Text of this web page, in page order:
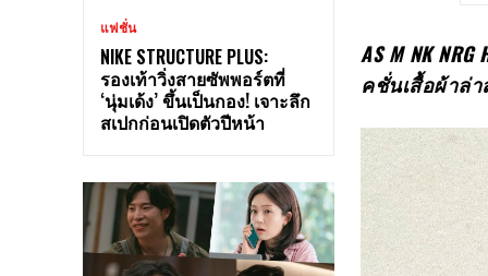
แฟชั่น
NIKE STRUCTURE PLUS:
รองเท้าวิ่งสายซัพพอร์ตที่
‘นุ่มเด้ง’ ขึ้นเป็นกอง! เจาะลึก
สเปกก่อนเปิดตัวปีหน้า
AS M NK NRG
คชั่นเสื้อผ้าล่